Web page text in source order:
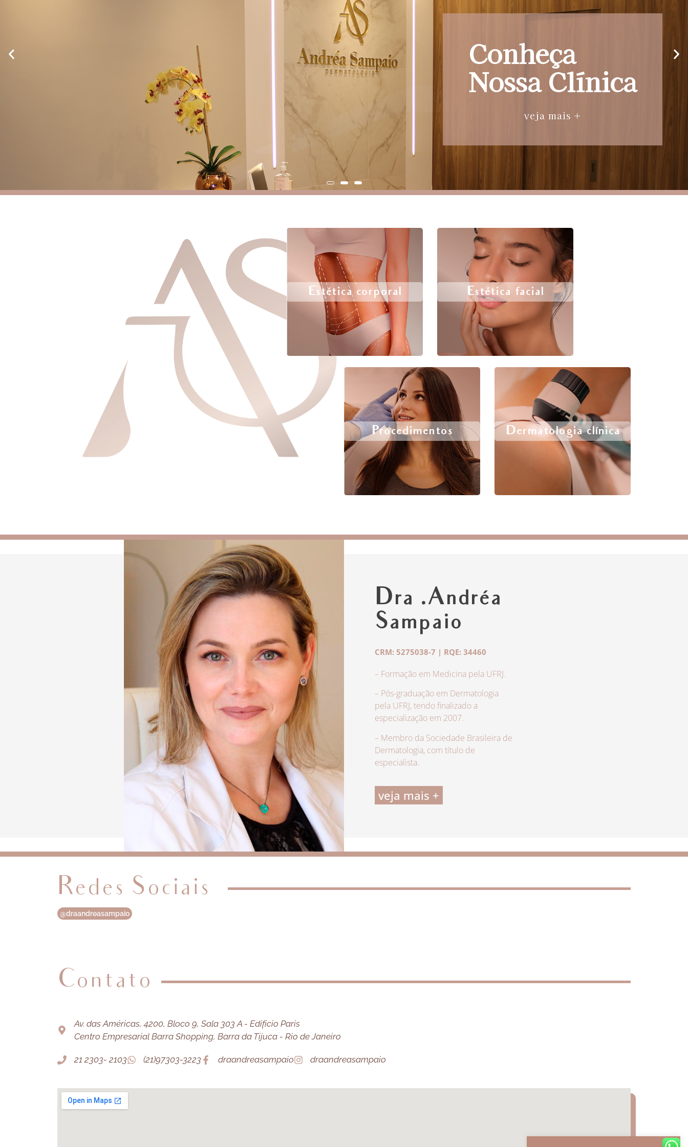
Conheça
Nossa Clínica
veja mais +
Estética corporal Estética facial
Procedimentos Dermatologia clínica
Dra .Andréa
Sampaio
CRM: 5275038-7 | RQE: 34460
– Formação em Medicina pela UFRJ.
– Pós-graduação em Dermatologia
pela UFRJ, tendo finalizado a
especialização em 2007.
– Membro da Sociedade Brasileira de
Dermatologia, com título de
especialista.
veja mais +
Redes Sociais
@draandreasampaio
Contato
Av. das Américas, 4200, Bloco 9, Sala 303 A - Edifício Paris
Centro Empresarial Barra Shopping, Barra da Tijuca - Rio de Janeiro
21 2303- 2103 (21)97303-3223 draandreasampaio draandreasampaio